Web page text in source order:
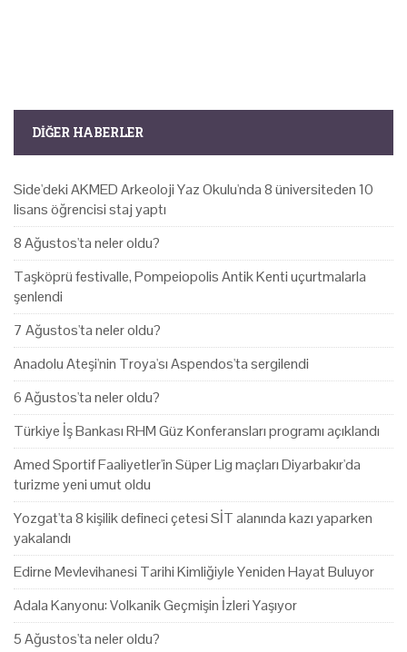
DIĞER HABERLER
Side'deki AKMED Arkeoloji Yaz Okulu'nda 8 üniversiteden 10
lisans öğrencisi staj yaptı
8 Ağustos'ta neler oldu?
Taşköprü festivalle, Pompeiopolis Antik Kenti uçurtmalarla
şenlendi
7 Ağustos'ta neler oldu?
Anadolu Ateşi'nin Troya'sı Aspendos'ta sergilendi
6 Ağustos'ta neler oldu?
Türkiye İş Bankası RHM Güz Konferansları programı açıklandı
Amed Sportif Faaliyetler'in Süper Lig maçları Diyarbakır'da
turizme yeni umut oldu
Yozgat'ta 8 kişilik defineci çetesi SİT alanında kazı yaparken
yakalandı
Edirne Mevlevihanesi Tarihi Kimliğiyle Yeniden Hayat Buluyor
Adala Kanyonu: Volkanik Geçmişin İzleri Yaşıyor
5 Ağustos'ta neler oldu?